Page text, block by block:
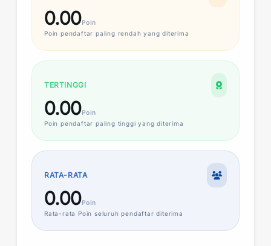
0.00Poin
Poin pendaftar paling rendah yang diterima
TERTINGGI
0.00Poin
Poin pendaftar paling tinggi yang diterima
RATA-RATA
0.00Poin
Rata-rata Poin seluruh pendaftar diterima